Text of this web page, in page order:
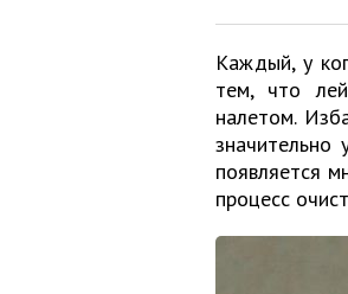
Каждый, у
тем, что
налетом.
значительно
появляется
процесс